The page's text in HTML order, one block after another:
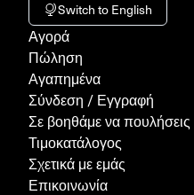
Switch to English
Aγορά
Πώληση
Αγαπημένα
Σύνδεση / Εγγραφή
Σε βοηθάμε να πουλήσεις
Τιμοκατάλογος
Σχετικά με εμάς
Επικοινωνία